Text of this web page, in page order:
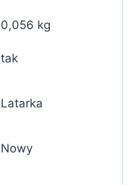
0,056 kg
tak
Latarka
Nowy